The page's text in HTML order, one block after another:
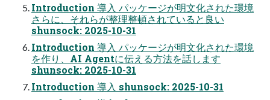
Introduction 導入 パッケージが明文化された環境
さらに、それらが整理整頓されていると良い
shunsock: 2025-10-31
Introduction 導入 パッケージが明文化された環境
を作り、AI Agentに伝える方法を話します
shunsock: 2025-10-31
Introduction 導入 shunsock: 2025-10-31